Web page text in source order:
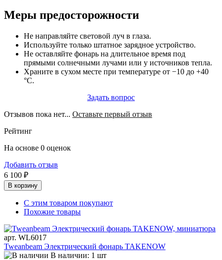
Меры предосторожности
Не направляйте световой луч в глаза.
Используйте только штатное зарядное устройство.
Не оставляйте фонарь на длительное время под
прямыми солнечными лучами или у источников тепла.
Храните в сухом месте при температуре от −10 до +40
°C.
Задать вопрос
Отзывов пока нет... Оставьте первый отзыв
Рейтинг
На основе 0 оценок
Добавить отзыв
6 100 ₽
В корзину
С этим товаром покупают
Похожие товары
арт. WL6017
Tweanbeam Электрический фонарь TAKENOW
В наличии: 1 шт